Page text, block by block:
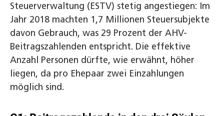
Steuerverwaltung (ESTV) stetig angestiegen: Im
Jahr 2018 machten 1,7 Millionen Steuersubjekte
davon Gebrauch, was 29 Prozent der AHV-
Beitragszahlenden entspricht. Die effektive
Anzahl Personen dürfte, wie erwähnt, höher
liegen, da pro Ehepaar zwei Einzahlungen
möglich sind.